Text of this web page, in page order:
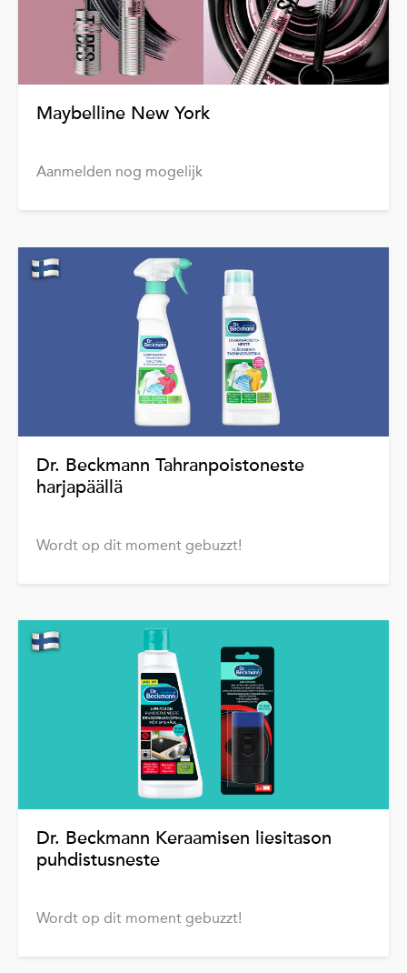
Maybelline New York
Aanmelden nog mogelijk
Dr. Beckmann Tahranpoistoneste
harjapäällä
Wordt op dit moment gebuzzt!
Dr. Beckmann Keraamisen liesitason
puhdistusneste
Wordt op dit moment gebuzzt!